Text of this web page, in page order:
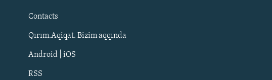
QOŞULIÑIZ!Contacts
Qırım.Aqiqat. Bizim aqqında
Android | iOS
RSS